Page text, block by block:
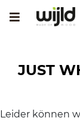
JUST
Leider können